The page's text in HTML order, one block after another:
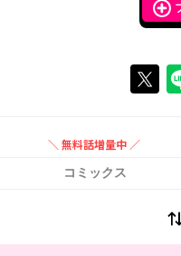
X
＼ 無料話増量中 ／
無料話増量中
コミックス